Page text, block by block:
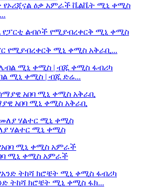
የኦሪጂናል ዕቃ አምራች ቬልቬት ሚኒ ቀሚስ
የሚያብረቀርቅ ሚኒ ቀሚስ አቅራቢ...
ሚኒ ቀሚስ | ብጁ ድሬ...
አበባ ሚኒ ቀሚስ አቅራቢ
ሃልተር ሚኒ ቀሚስ
ሚኒ ቀሚስ አምራች
ትከሻ ክሮቼት ሚኒ ቀሚስ ፋክ...